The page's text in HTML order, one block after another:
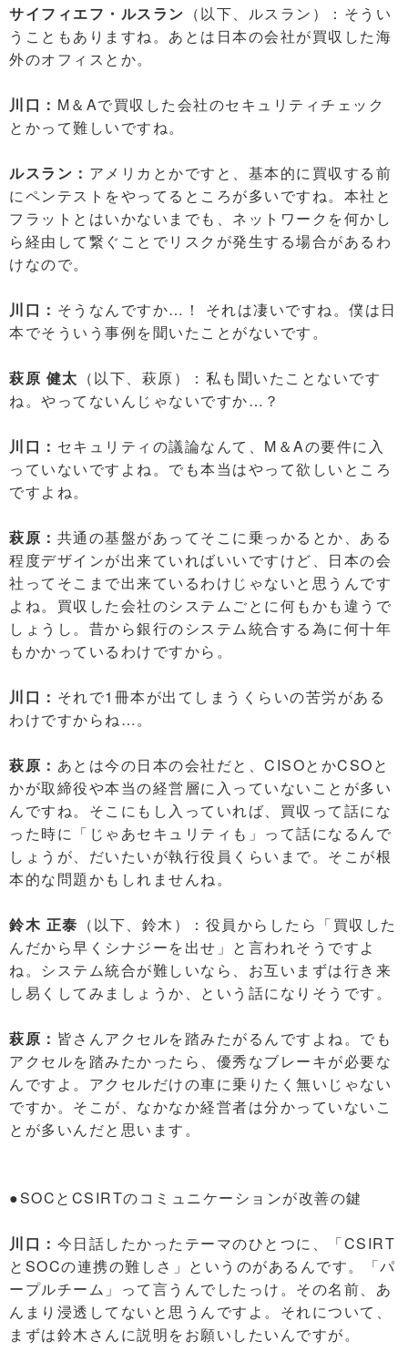
サイフィエフ・ルスラン （以下、ルスラン）：そうい
うこともありますね。あとは日本の会社が買収した海
外のオフィスとか。
川口： M＆Aで買収した会社のセキュリティチェック
とかって難しいですね。
ルスラン： アメリカとかですと、基本的に買収する前
にペンテストをやってるところが多いですね。本社と
フラットとはいかないまでも、ネットワークを何かし
ら経由して繋ぐことでリスクが発生する場合があるわ
けなので。
川口： そうなんですか…！ それは凄いですね。僕は日
本でそういう事例を聞いたことがないです。
萩原 健太 （以下、萩原）：私も聞いたことないです
ね。やってないんじゃないですか…？
川口： セキュリティの議論なんて、M＆Aの要件に入
っていないですよね。でも本当はやって欲しいところ
ですよね。
萩原： 共通の基盤があってそこに乗っかるとか、ある
程度デザインが出来ていればいいですけど、日本の会
社ってそこまで出来ているわけじゃないと思うんです
よね。買収した会社のシステムごとに何もかも違うで
しょうし。昔から銀行のシステム統合する為に何十年
もかかっているわけですから。
川口： それで1冊本が出てしまうくらいの苦労がある
わけですからね…。
萩原： あとは今の日本の会社だと、CISOとかCSOと
かが取締役や本当の経営層に入っていないことが多い
んですね。そこにもし入っていれば、買収って話にな
った時に「じゃあセキュリティも」って話になるんで
しょうが、だいたいが執行役員くらいまで。そこが根
本的な問題かもしれませんね。
鈴木 正泰 （以下、鈴木）：役員からしたら「買収した
んだから早くシナジーを出せ」と言われそうですよ
ね。システム統合が難しいなら、お互いまずは行き来
し易くしてみましょうか、という話になりそうです。
萩原： 皆さんアクセルを踏みたがるんですよね。でも
アクセルを踏みたかったら、優秀なブレーキが必要な
んですよ。アクセルだけの車に乗りたく無いじゃない
ですか。そこが、なかなか経営者は分かっていないこ
とが多いんだと思います。
●SOCとCSIRTのコミュニケーションが改善の鍵
川口： 今日話したかったテーマのひとつに、「CSIRT
とSOCの連携の難しさ」というのがあるんです。「パ
ープルチーム」って言うんでしたっけ。その名前、あ
んまり浸透してないと思うんですよ。それについて、
まずは鈴木さんに説明をお願いしたいんですが。